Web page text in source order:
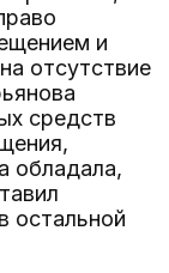
и
отсутствие
средств
обладала,
остальной